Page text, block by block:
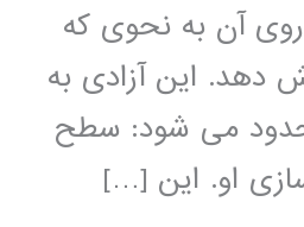
روی آن به نحوی که
دهد. این آزادی به
می شود: سطح
او. این […]